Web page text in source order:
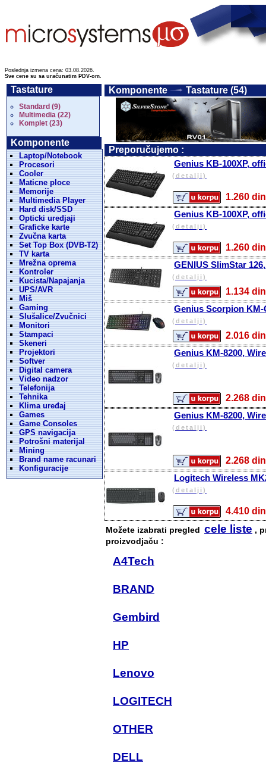
Poslednja izmena cena: 03.08.2026.
Sve cene su sa uračunatim PDV-om.
Tastature
Standard (9)
Multimedia (22)
Komplet (23)
Komponente
Laptop/Notebook
Procesori
Cooler
Maticne ploce
Memorije
Multimedia Player
Hard disk/SSD
Opticki uredjaji
Graficke karte
Zvučna karta
Set Top Box (DVB-T2)
TV karta
Mrežna oprema
Kontroler
Kucista/Napajanja
UPS/AVR
Miš
Gaming
Slušalice/Zvučnici
Monitori
Stampaci
Skeneri
Projektori
Softver
Digital camera
Video nadzor
Telefonija
Tehnika
Klima uređaj
Games
Game Consoles
GPS navigacija
Potrošni materijal
Mining
Brand name racunari
Konfiguracije
Komponente Tastature (54)
Preporučujemo :
Genius KB-100XP,
(detalji)
1.260
Genius KB-100XP,
(detalji)
1.260
GENIUS SlimStar
(detalji)
1.134
Genius Scorpion
(detalji)
2.016
Genius KM-8200,
(detalji)
2.268
Genius KM-8200,
(detalji)
2.268
Logitech Wireless
(detalji)
4.410
Možete izabrati pregled cele liste ,
proizvodjaču :
A4Tech
BRAND
Gembird
HP
Lenovo
LOGITECH
OTHER
DELL